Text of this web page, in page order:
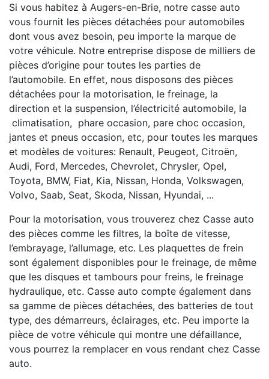
Si vous habitez à Augers-en-Brie, notre casse auto
vous fournit les pièces détachées pour automobiles
dont vous avez besoin, peu importe la marque de
votre véhicule. Notre entreprise dispose de milliers de
pièces d’origine pour toutes les parties de
l’automobile. En effet, nous disposons des pièces
détachées pour la motorisation, le freinage, la
direction et la suspension, l’électricité automobile, la
climatisation, phare occasion, pare choc occasion,
jantes et pneus occasion, etc, pour toutes les marques
et modèles de voitures: Renault, Peugeot, Citroën,
Audi, Ford, Mercedes, Chevrolet, Chrysler, Opel,
Toyota, BMW, Fiat, Kia, Nissan, Honda, Volkswagen,
Volvo, Saab, Seat, Skoda, Nissan, Hyundai, ...
Pour la motorisation, vous trouverez chez Casse auto
des pièces comme les filtres, la boîte de vitesse,
l’embrayage, l’allumage, etc. Les plaquettes de frein
sont également disponibles pour le freinage, de même
que les disques et tambours pour freins, le freinage
hydraulique, etc. Casse auto compte également dans
sa gamme de pièces détachées, des batteries de tout
type, des démarreurs, éclairages, etc. Peu importe la
pièce de votre véhicule qui montre une défaillance,
vous pourrez la remplacer en vous rendant chez Casse
auto.